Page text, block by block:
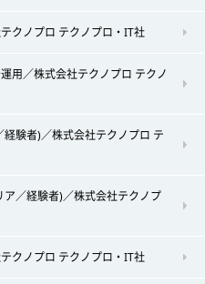
クノプロ テクノプロ・IT社
用／株式会社テクノプロ テクノ
経験者)／株式会社テクノプロ テ
ア／経験者)／株式会社テクノプ
クノプロ テクノプロ・IT社